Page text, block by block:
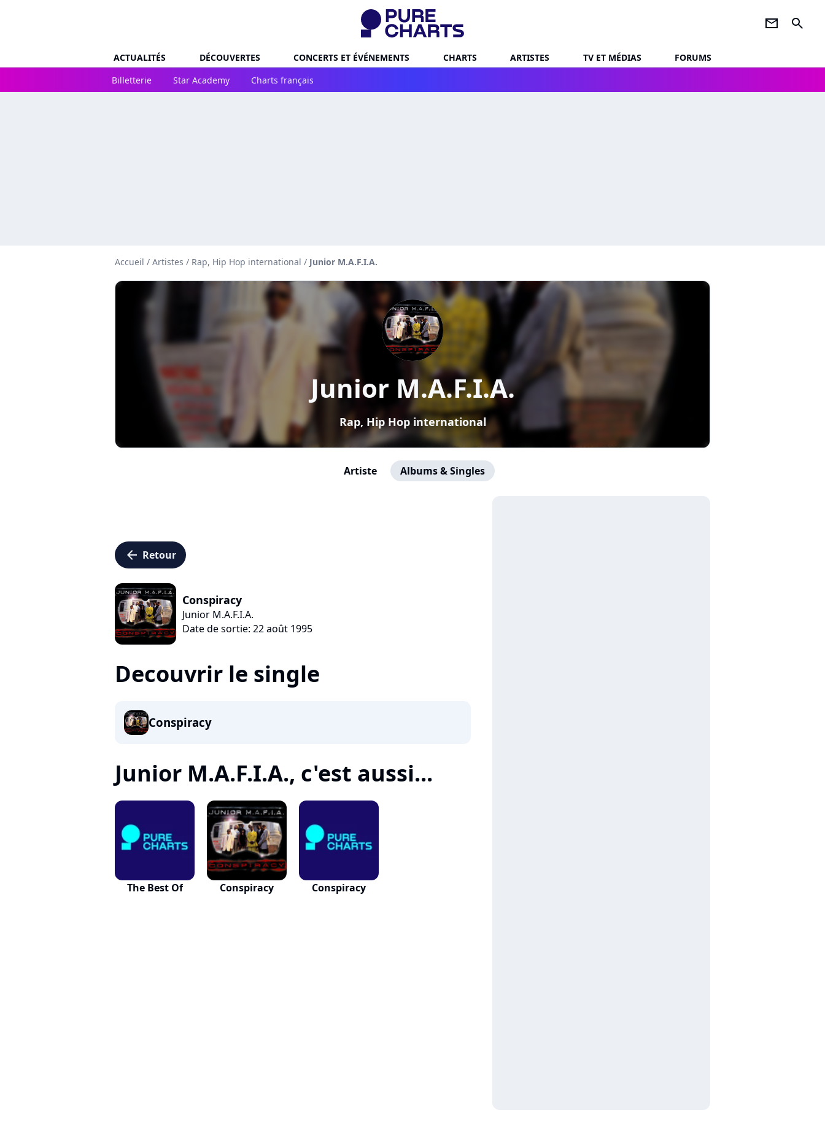
newsletter search
ACTUALITÉS DÉCOUVERTES CONCERTS ET ÉVÉNEMENTS CHARTS ARTISTES TV ET MÉDIAS
FORUMS
Billetterie
Star Academy Charts français
Accueil / Artistes / Rap, Hip Hop international / Junior M.A.F.I.A.
Junior M.A.F.I.A.
Rap, Hip Hop international
Artiste Albums & Singles
arrow_left Retour
Conspiracy
Junior M.A.F.I.A.
Date de sortie: 22 août 1995
Decouvrir le single
Conspiracy
Junior M.A.F.I.A., c'est aussi...
The Best Of Conspiracy Conspiracy